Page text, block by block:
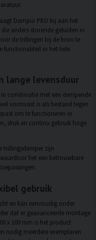
Dampio PRO bij aan het
anders storende geluiden in
de trillingen bij de bron te
functionaliteit in het hele
lange levensduur
combinatie met een dempende
vormvast is als bestand tegen
om te functioneren in
druk en continu gebruik hoge
trillingsdemper zijn
het een betrouwbare
gebruik
en kan eenvoudig onder
dat er geavanceerde montage
x 100 mm is het product
nodig meerdere exemplaren